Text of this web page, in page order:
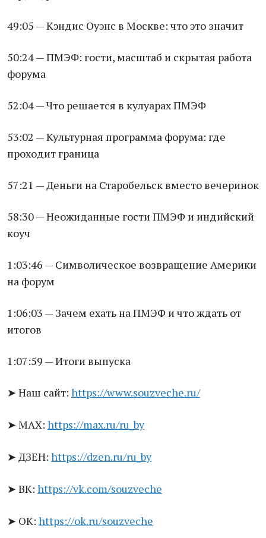
49:05 — Кэндис Оуэнс в Москве: что это значит
50:24 — ПМЭФ: гости, масштаб и скрытая работа
форума
52:04 — Что решается в кулуарах ПМЭФ
53:02 — Культурная программа форума: где
проходит граница
57:21 — Деньги на Старобельск вместо вечеринок
58:30 — Неожиданные гости ПМЭФ и индийский
коуч
1:03:46 — Символическое возвращение Америки
на форум
1:06:03 — Зачем ехать на ПМЭФ и что ждать от
итогов
1:07:59 — Итоги выпуска
➤ Наш сайт: https://www.souzveche.ru/
➤ MAX: https://max.ru/ru_by
➤ ДЗЕН: https://dzen.ru/ru_by
➤ ВК: https://vk.com/souzveche
➤ ОК: https://ok.ru/souzveche